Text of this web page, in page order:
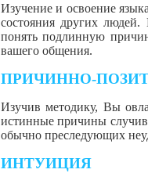
Изучение и освоение
состояния других
понять подлинную
вашего общения.
ПРИЧИННО-
Изучив методику, Вы
истинные причины
обычно преследующих
ИНТУИЦИЯ